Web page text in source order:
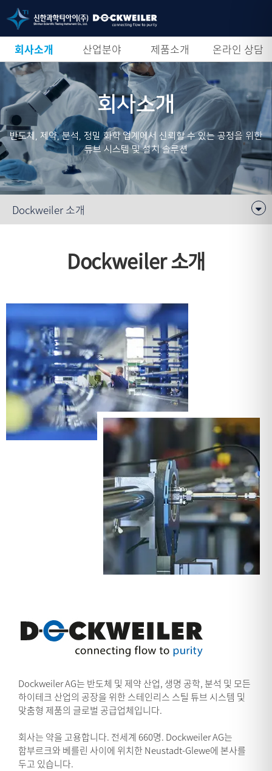
회사소개 산업분야 제품소개 온라인 상담
회사소개
반도체, 제약, 분석, 정밀 화학 업계에서 신뢰할 수 있는 공정을 위한
튜브 시스템 및 설치 솔루션
Dockweiler 소개
Dockweiler 소개
Dockweiler AG는 반도체 및 제약 산업, 생명 공학, 분석 및 모든
하이테크 산업의 공장을 위한 스테인리스 스틸 튜브 시스템 및
맞춤형 제품의 글로벌 공급업체입니다.
회사는 약을 고용합니다. 전세계 660명. Dockweiler AG는
함부르크와 베를린 사이에 위치한 Neustadt-Glewe에 본사를
두고 있습니다.